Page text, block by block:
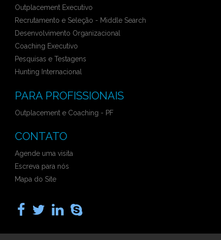
Outplacement Executivo
Recrutamento e Seleção - Middle Search
Desenvolvimento Organizacional
Coaching Executivo
Pesquisas e Testagens
Hunting Internacional
PARA PROFISSIONAIS
Outplacement e Coaching - PF
CONTATO
Agende uma visita
Escreva para nós
Mapa do Site